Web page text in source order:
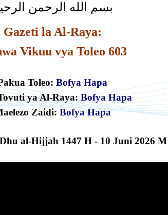
بسم الله الرحمن
Gazeti la Al-Raya:
Vikuu vya Toleo 603
Toleo: Bofya Hapa
ya Al-Raya:Bofya Hapa
Zaidi: Bofya Hapa
al-Hijjah 1447 H - 10 Juni2026 M